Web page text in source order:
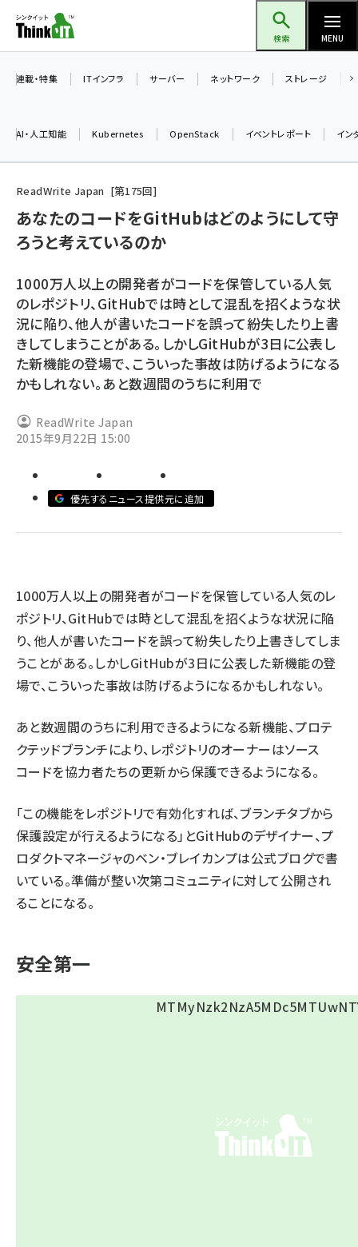
ン
ツ
検索 MENU
加藤銘のチーム貢献～仲間と築いた勝利の絆～ (2304)
iot女子会 (2263)
drupal (1940)
genai (1473)
ai crunch (1347)
abc123 (1346)
連載・特集 ITインフラ サーバー ネットワーク ストレージ
AI・人工知能 Kubernetes OpenStack イベントレポート イン
ReadWrite Japan 第175回
あなたのコードをGitHubはどのようにして守
ろうと考えているのか
1000万人以上の開発者がコードを保管している人気
のレポジトリ、GitHubでは時として混乱を招くような状
況に陥り、他人が書いたコードを誤って紛失したり上書
きしてしまうことがある。しかしGitHubが3日に公表し
た新機能の登場で、こういった事故は防げるようになる
かもしれない。あと数週間のうちに利用で
ReadWrite Japan
2015年9月22日 15:00
優先するニュース提供元に追加
1000万人以上の開発者がコードを保管している人気のレ
ポジトリ、GitHubでは時として混乱を招くような状況に陥
り、他人が書いたコードを誤って紛失したり上書きしてしま
うことがある。しかしGitHubが3日に公表した新機能の登
場で、こういった事故は防げるようになるかもしれない。
あと数週間のうちに利用できるようになる新機能、プロテ
クテッドブランチにより、レポジトリのオーナーはソース
コードを協力者たちの更新から保護できるようになる。
「この機能をレポジトリで有効化すれば、ブランチタブから
保護設定が行えるようになる」とGitHubのデザイナー、プ
ロダクトマネージャのベン・ブレイカンプは公式ブログで書
いている。準備が整い次第コミュニティに対して公開され
ることになる。
安全第一